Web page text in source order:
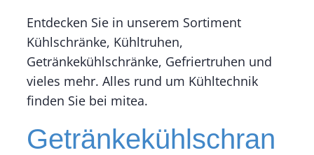
Entdecken Sie in unserem Sortiment
Kühlschränke, Kühltruhen,
Getränkekühlschränke, Gefriertruhen und
vieles mehr. Alles rund um Kühltechnik
finden Sie bei mitea.
Getränkekühlschran